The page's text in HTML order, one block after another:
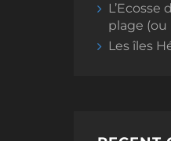
L’Ecosse
plage (ou
Les îles